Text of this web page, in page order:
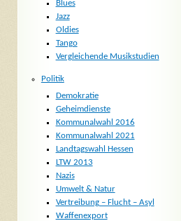
Blues
Jazz
Oldies
Tango
Vergleichende Musikstudien
Politik
Demokratie
Geheimdienste
Kommunalwahl 2016
Kommunalwahl 2021
Landtagswahl Hessen
LTW 2013
Nazis
Umwelt & Natur
Vertreibung – Flucht – Asyl
Waffenexport